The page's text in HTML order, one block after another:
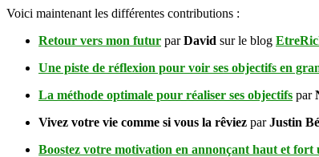
Voici maintenant les différentes contributions :
Retour vers mon futur parDavid sur le blog
Une piste de réflexion pour voir ses objectifs en
La méthode optimale pour réaliser ses objectifs par
Vivez votre vie comme si vous la rêviez parJustin
Boostez votre motivation en annonçant haut et